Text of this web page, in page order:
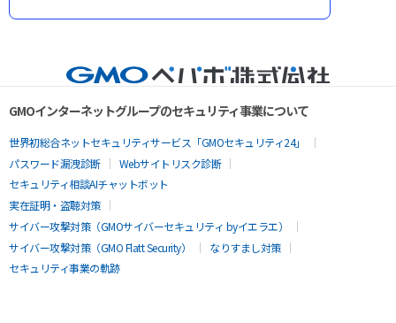
GMOインターネットグループのセキュリティ事業について
世界初総合ネットセキュリティサービス「GMOセキュリティ24」
パスワード漏洩診断
Webサイトリスク診断
セキュリティ相談AIチャットボット
実在証明・盗聴対策
サイバー攻撃対策（GMOサイバーセキュリティ byイエラエ）
サイバー攻撃対策（GMO Flatt Security）
なりすまし対策
セキュリティ事業の軌跡